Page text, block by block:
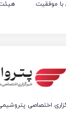
با موفقیت
اختصاصی